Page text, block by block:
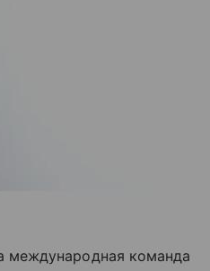
международная команда